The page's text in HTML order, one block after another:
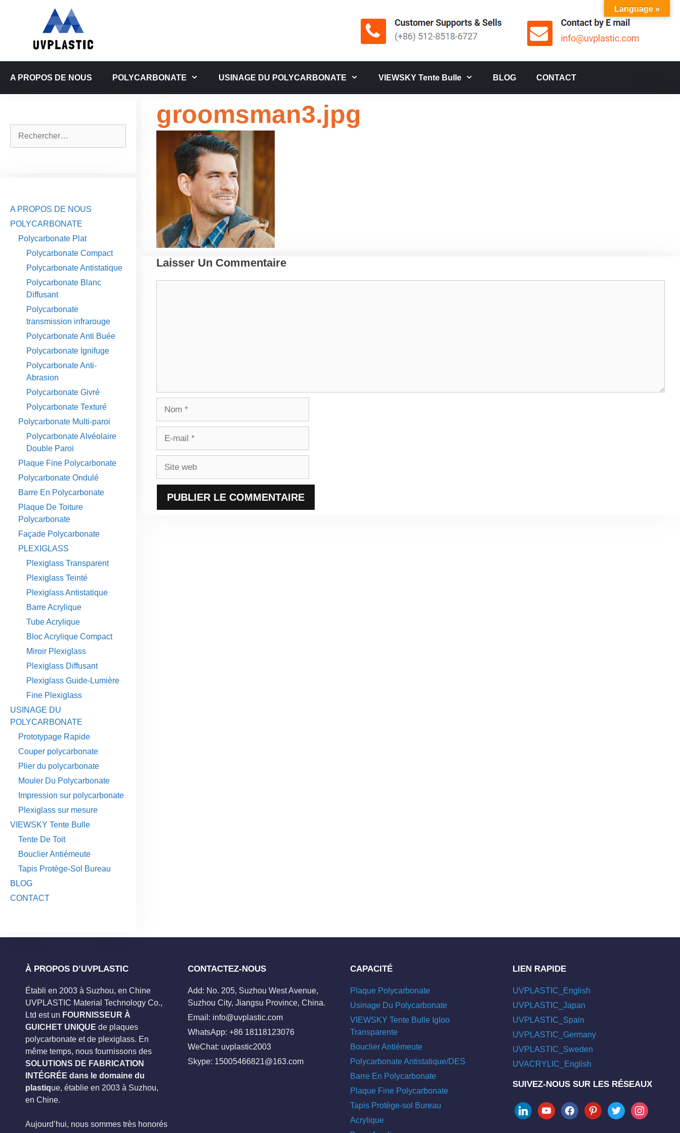
A PROPOS DE NOUS POLYCARBONATE USINAGE DU POLYCARBONATE VIEWSKY Tente Bulle BLOG CONTACT
groomsman3.jpg
Laisser Un Commentaire
A PROPOS DE NOUS
POLYCARBONATE
Polycarbonate Plat
Polycarbonate Compact
Polycarbonate Antistatique
Polycarbonate Blanc
Diffusant
Polycarbonate
transmission infrarouge
Polycarbonate Anti Buée
Polycarbonate Ignifuge
Polycarbonate Anti-
Abrasion
Polycarbonate Givré
Polycarbonate Texturé
Polycarbonate Multi-paroi
Polycarbonate Alvéolaire
Double Paroi
Plaque Fine Polycarbonate
Polycarbonate Ondulé
Barre En Polycarbonate
Plaque De Toiture
Polycarbonate
Façade Polycarbonate
PLEXIGLASS
Plexiglass Transparent
Plexiglass Teinté
Plexiglass Antistatique
Barre Acrylique
Tube Acrylique
Bloc Acrylique Compact
Miroir Plexiglass
Plexiglass Diffusant
Plexiglass Guide-Lumière
Fine Plexiglass
USINAGE DU
POLYCARBONATE
Prototypage Rapide
Couper polycarbonate
Plier du polycarbonate
Mouler Du Polycarbonate
Impression sur polycarbonate
Plexiglass sur mesure
VIEWSKY Tente Bulle
Tente De Toit
Bouclier Antiémeute
Tapis Protège-Sol Bureau
BLOG
CONTACT
À PROPOS D’UVPLASTIC
Établi en 2003 à Suzhou, en Chine
UVPLASTIC Material Technology Co.,
Ltd est un FOURNISSEUR À
GUICHET UNIQUE de plaques
polycarbonate et de plexiglass. En
même temps, nous fournissons des
SOLUTIONS DE FABRICATION
INTÉGRÉE dans le domaine du
plastique, établie en 2003 à Suzhou,
en Chine.
Aujourd’hui, nous sommes très honorés
CONTACTEZ-NOUS
Add: No. 205, Suzhou West Avenue,
Suzhou City, Jiangsu Province, China.
Email: info@uvplastic.com
WhatsApp: +86 18118123076
WeChat: uvplastic2003
Skype: 15005466821@163.com
CAPACITÉ
Plaque Polycarbonate
Usinage Du Polycarbonate
VIEWSKY Tente Bulle Igloo
Transparente
Bouclier Antiémeute
Polycarbonate Antistatique/DES
Barre En Polycarbonate
Plaque Fine Polycarbonate
Tapis Protège-sol Bureau
Acrylique
LIEN RAPIDE
UVPLASTIC_English
UVPLASTIC_Japan
UVPLASTIC_Spain
UVPLASTIC_Germany
UVPLASTIC_Sweden
UVACRYLIC_English
SUIVEZ-NOUS SUR LES RÉSEAUX
linkedinyoutubefacebookpinteresttwitter instagram
Language »